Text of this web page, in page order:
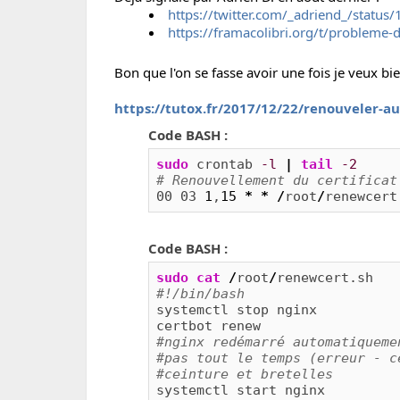
https://twitter.com/_adriend_/
https://framacolibri.org/t/probleme-
Bon que l'on se fasse avoir une fois je veux
https://tutox.fr/2017/12/22/renouveler-
Code BASH :
sudo crontab -l | tail
-2
# Renouvellement du
00 03 1 , 15 * * /root/
Code BASH :
sudo cat /root/
#!/bin/bash
systemctl stop nginx
certbot renew
#nginx redémarré
#pas tout le temps (erreur -
#ceinture et bretelles
systemctl start nginx